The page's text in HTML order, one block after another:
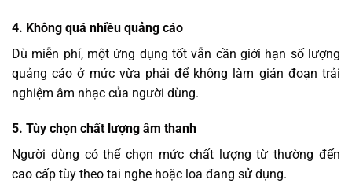
4. Không quá nhiều quảng cáo
Dù miễn phí, một ứng dụng tốt vẫn cần giới hạn số lượng
quảng cáo ở mức vừa phải để không làm gián đoạn trải
nghiệm âm nhạc của người dùng.
5. Tùy chọn chất lượng âm thanh
Người dùng có thể chọn mức chất lượng từ thường đến
cao cấp tùy theo tai nghe hoặc loa đang sử dụng.